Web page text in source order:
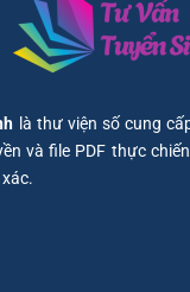
là thư viện số cung
và file PDF thực